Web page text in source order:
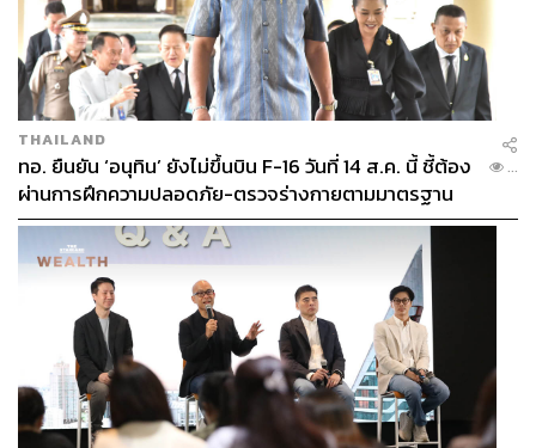
THAILAND
ทอ. ยืนยัน ‘อนุทิน’ ยังไม่ขึ้นบิน F-16 วันที่ 14 ส.ค. นี้ ชี้ต้อง
ผ่านการฝึกความปลอดภัย-ตรวจร่างกายตามมาตรฐาน
ก่อน
...